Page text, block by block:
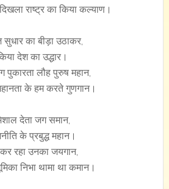
राष्ट्र का किया कल्याण।
सुधार का बीड़ा उठाकर,
देश का उद्धार।
पुकारता लौह पुरुष महान,
के हम करते गुणगान।
देता जग समान,
के प्रबुद्ध महान।
रहा उनका जयगान,
निभा थामा था कमान।